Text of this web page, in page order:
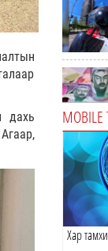
дахь
MOBILE
Хар